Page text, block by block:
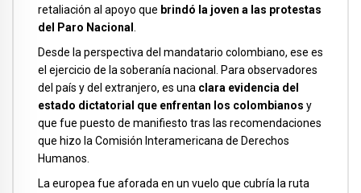
retaliación al apoyo que brindó la joven a las protestas
del Paro Nacional .
Desde la perspectiva del mandatario colombiano, ese es
el ejercicio de la soberanía nacional. Para observadores
del país y del extranjero, es una clara evidencia del
estado dictatorial que enfrentan los colombianos y
que fue puesto de manifiesto tras las recomendaciones
que hizo la Comisión Interamericana de Derechos
Humanos.
La europea fue aforada en un vuelo que cubría la ruta